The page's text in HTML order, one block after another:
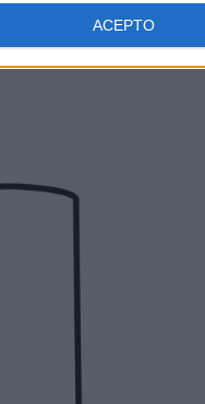
ACEPTO
SUSCRIBIRSE